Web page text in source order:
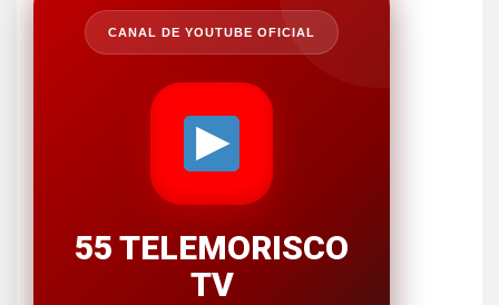
CANAL DE YOUTUBE OFICIAL
55 TELEMORISCO
TV